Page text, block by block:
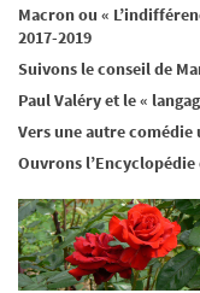
Macron ou «
2017-2019
Suivons le conseil de
Paul Valéry et le «
Vers une autre comédie
Ouvrons